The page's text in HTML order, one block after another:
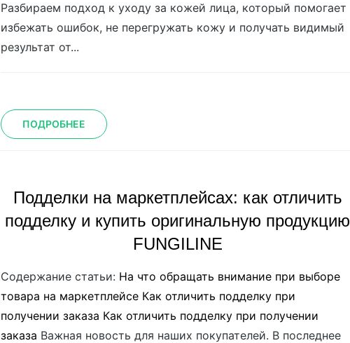
Разбираем подход к уходу за кожей лица, который помогает
избежать ошибок, не перегружать кожу и получать видимый
результат от...
ПОДРОБНЕЕ
Подделки на маркетплейсах: как отличить
подделку и купить оригинальную продукцию
FUNGILINE
Cодержание статьи: На что обращать внимание при выборе
товара на маркетплейсе Как отличить подделку при
получении заказа Как отличить подделку при получении
заказа Важная новость для наших покупателей. В последнее